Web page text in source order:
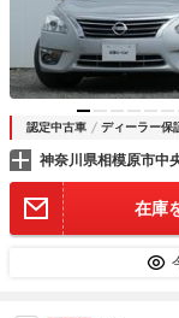
認定中古車 ディーラー保
神奈川県相模原市中
在庫